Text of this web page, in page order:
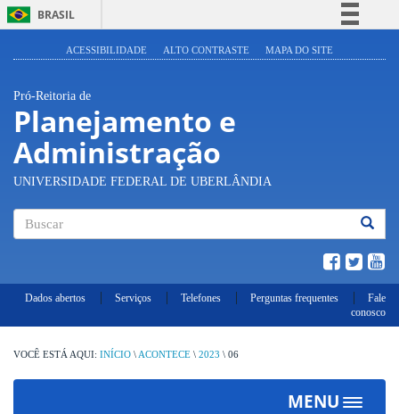
BRASIL
Simplifique!
Acesso à informação
Canais
ACESSIBILIDADE ALTO CONTRASTE MAPA DO SITE
Pró-Reitoria de
Planejamento e
Administração
UNIVERSIDADE FEDERAL DE UBERLÂNDIA
Dados abertos Serviços Telefones Perguntas frequentes
Fale
conosco
INÍCIO \ ACONTECE \ 2023 \ 06
MENU
Toggle